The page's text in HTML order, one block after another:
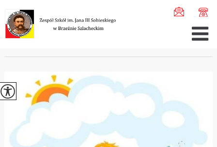
Wakacje ...
WAKACJE